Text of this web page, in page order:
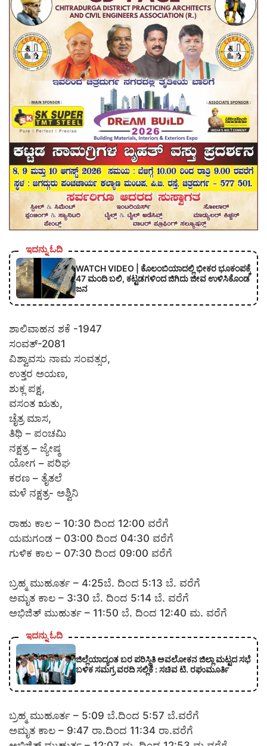
ಇದನ್ನು ಓದಿ
WATCH VIDEO | ಕೊಲಂಬಿಯಾದಲ್ಲಿ ಭೀಕರ ಭೂಕಂಪಕ್ಕೆ
47 ಮಂದಿ ಬಲಿ, ಕಟ್ಟಡಗಳಿಂದ ಜಿಗಿದು ಜೀವ ಉಳಿಸಿಕೊಂಡ
ಜನ
ಶಾಲಿವಾಹನ ಶಕೆ -1947
ಸಂವತ್-2081
ವಿಶ್ವಾವಸು ನಾಮ ಸಂವತ್ಸರ,
ಉತ್ತರ ಅಯಣ,
ಶುಕ್ಲ ಪಕ್ಷ,
ವಸಂತ ಋತು,
ಚೈತ್ರ ಮಾಸ,
ತಿಥಿ – ಪಂಚಮಿ
ನಕ್ಷತ್ರ – ಜ್ಯೇಷ್ಠ
ಯೋಗ – ಪರಿಘ
ಕರಣ – ತೈತಲೆ
ಮಳೆ ನಕ್ಷತ್ರ- ಅಶ್ವಿನಿ
ರಾಹು ಕಾಲ – 10:30 ದಿಂದ 12:00 ವರೆಗೆ
ಯಮಗಂಡ – 03:00 ದಿಂದ 04:30 ವರೆಗೆ
ಗುಳಿಕ ಕಾಲ – 07:30 ದಿಂದ 09:00 ವರೆಗೆ
ಬ್ರಹ್ಮ ಮುಹೂರ್ತ – 4:25ಬೆ. ದಿಂದ 5:13 ಬೆ. ವರೆಗೆ
ಅಮೃತ ಕಾಲ – 3:30 ಬೆ. ದಿಂದ 5:14 ಬೆ. ವರೆಗೆ
ಅಭಿಜಿತ್ ಮುಹುರ್ತ – 11:50 ಬೆ. ದಿಂದ 12:40 ಮ. ವರೆಗೆ
ಇದನ್ನು ಓದಿ
ಜಿಲ್ಲೆಯಾದ್ಯಂತ ಬರ ಪರಿಸ್ಥಿತಿ ಅವಲೋಕನ ಜಿಲ್ಲಾ ಮಟ್ಟದ ಸಭೆ
ಬಳಿಕ ಸಮಗ್ರ ವರದಿ ಸಲ್ಲಿಕೆ : ಸಚಿವ ಟಿ. ರಘುಮೂರ್ತಿ
ಬ್ರಹ್ಮ ಮುಹೂರ್ತ – 5:09 ಬೆ.ದಿಂದ 5:57 ಬೆ.ವರೆಗೆ
ಅಮೃತ ಕಾಲ – 9:47 ರಾ.ದಿಂದ 11:34 ರಾ.ವರೆಗೆ